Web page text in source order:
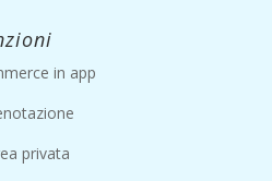
in app
privata